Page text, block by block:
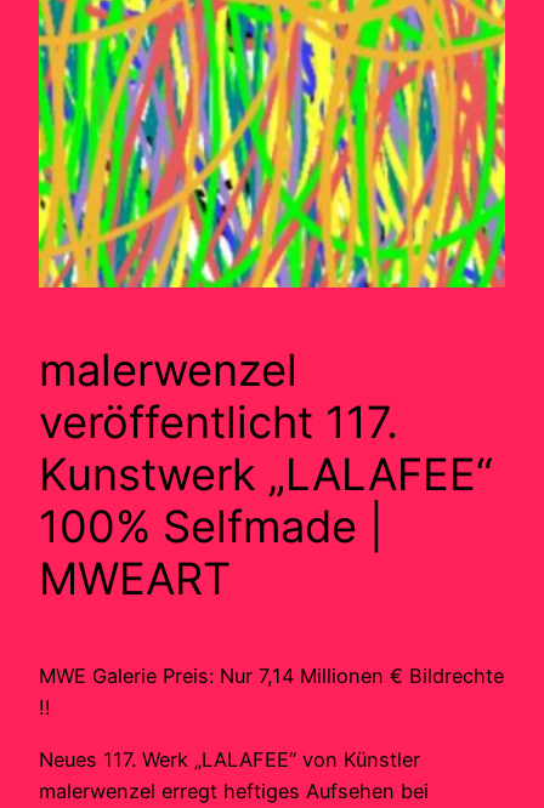
malerwenzel
veröffentlicht 117.
Kunstwerk „LALAFEE“
100% Selfmade |
MWEART
MWE Galerie Preis: Nur 7,14 Millionen € Bildrechte
!!
Neues 117. Werk „LALAFEE“ von Künstler
malerwenzel erregt heftiges Aufsehen bei